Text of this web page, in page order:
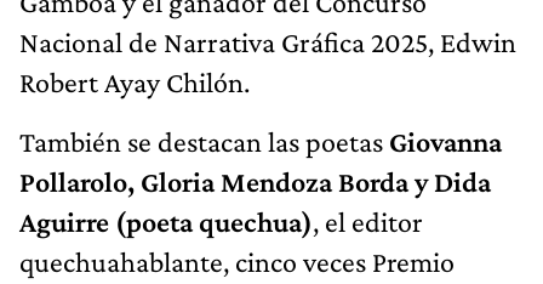
Nacional de Narrativa Gráfica 2025, Edwin
Robert Ayay Chilón.
También se destacan las poetas Giovanna
Pollarolo, Gloria Mendoza Borda y Dida
Aguirre (poeta quechua), el editor
quechuahablante, cinco veces Premio